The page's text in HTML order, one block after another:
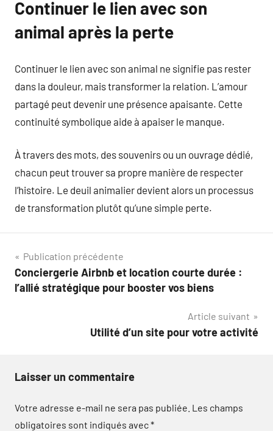
Continuer le lien avec son
animal après la perte
Continuer le lien avec son animal ne signifie pas rester
dans la douleur, mais transformer la relation. L’amour
partagé peut devenir une présence apaisante. Cette
continuité symbolique aide à apaiser le manque.
À travers des mots, des souvenirs ou un ouvrage dédié,
chacun peut trouver sa propre manière de respecter
l’histoire. Le deuil animalier devient alors un processus
de transformation plutôt qu’une simple perte.
Navigation
de
Publication précédente
Conciergerie Airbnb et location courte durée :
l’allié stratégique pour booster vos biens
Article suivant
Utilité d’un site pour votre activité
Laisser un commentaire
Votre adresse e-mail ne sera pas publiée. Les champs
obligatoires sont indiqués avec*